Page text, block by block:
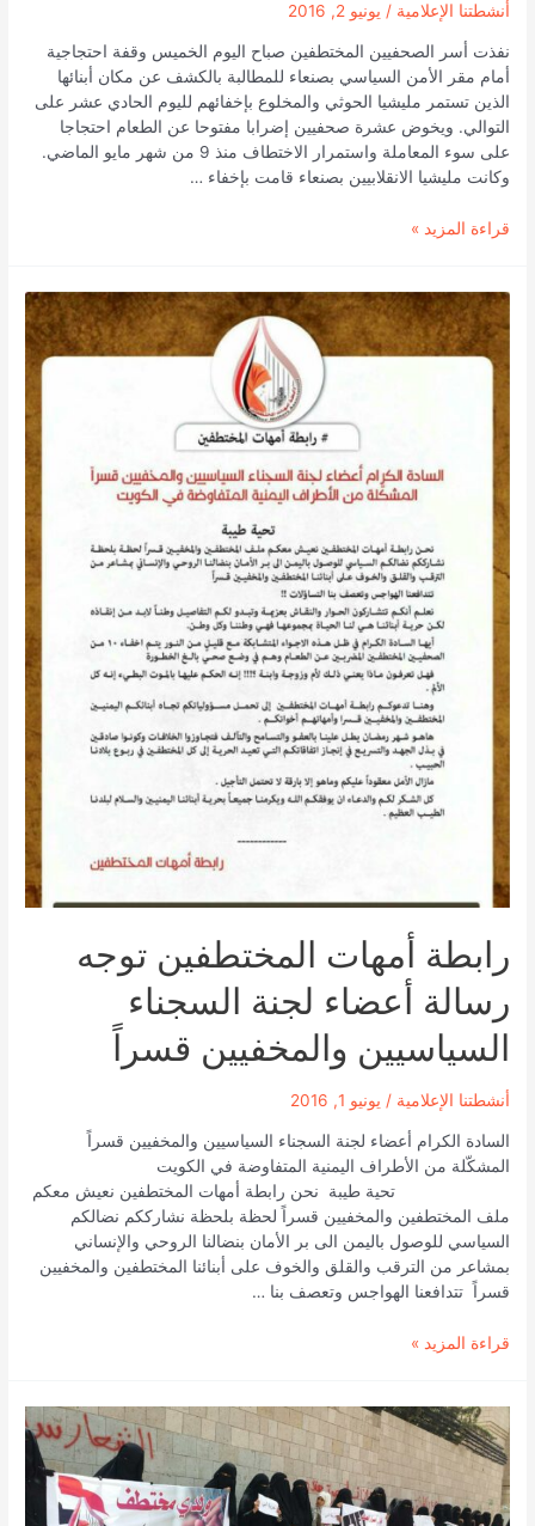
أنشطتنا الإعلامية / يونيو 2, 2016
نفذت أسر الصحفيين المختطفين صباح اليوم الخميس وقفة احتجاجية
أمام مقر الأمن السياسي بصنعاء للمطالبة بالكشف عن مكان أبنائها
الذين تستمر مليشيا الحوثي والمخلوع بإخفائهم لليوم الحادي عشر على
التوالي. ويخوض عشرة صحفيين إضرابا مفتوحا عن الطعام احتجاجا
على سوء المعاملة واستمرار الاختطاف منذ 9 من شهر مايو الماضي.
وكانت مليشيا الانقلابيين بصنعاء قامت بإخفاء …
صنعاء:أسر
الاحتجاج
لكشف
مكان
قراءة المزيد »
رابطة أمهات المختطفين توجه
رسالة أعضاء لجنة السجناء
السياسيين والمخفيين قسراً
أنشطتنا الإعلامية / يونيو 1, 2016
السادة الكرام أعضاء لجنة السجناء السياسيين والمخفيين قسراً
المشكّلة من الأطراف اليمنية المتفاوضة في الكويت
تحية طيبة نحن رابطة أمهات المختطفين نعيش معكم
ملف المختطفين والمخفيين قسراً لحظة بلحظة نشارككم نضالكم
السياسي للوصول باليمن الى بر الأمان بنضالنا الروحي والإنساني
بمشاعر من الترقب والقلق والخوف على أبنائنا المختطفين والمخفيين
قسراً تتدافعنا الهواجس وتعصف بنا …
رابطة
توجه
رسالة
أعضاء
لجنة
السجناء
قراءة المزيد »